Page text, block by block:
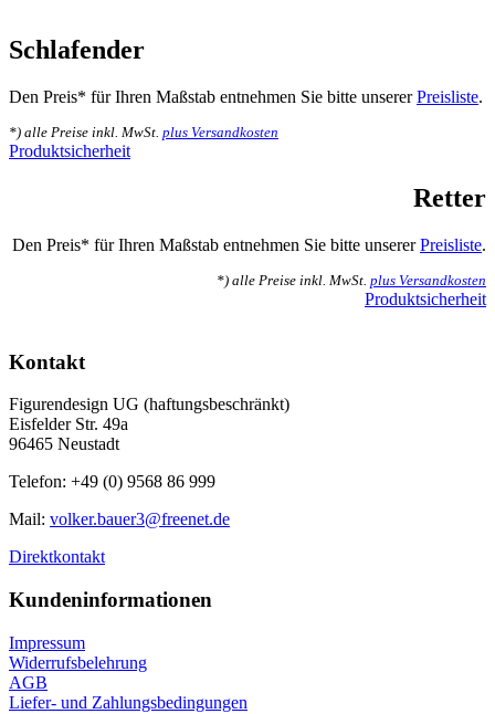
Schlafender
Den Preis* für Ihren Maßstab entnehmen Sie bitte unsererPreisliste.
*) alle Preise inkl. MwSt. plus Versandkosten
Produktsicherheit
Retter
Den Preis* für Ihren Maßstab entnehmen Sie bitte unsererPreisliste.
*) alle Preise inkl. MwSt. plus Versandkosten
Produktsicherheit
Kontakt
Figurendesign UG (haftungsbeschränkt)
Eisfelder Str. 49a
96465 Neustadt
Telefon: +49 (0) 9568 86 999
Mail: volker.bauer3@freenet.de
Direktkontakt
Kundeninformationen
Impressum
Widerrufsbelehrung
AGB
Liefer- und Zahlungsbedingungen